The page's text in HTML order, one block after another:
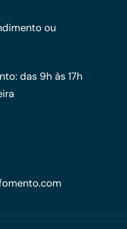
ou
das 9h às 17h